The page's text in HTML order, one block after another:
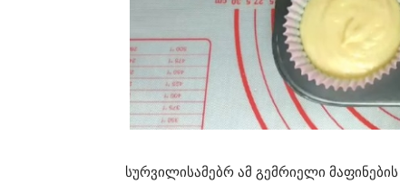
სურვილისამებრ ამ გემრიელი